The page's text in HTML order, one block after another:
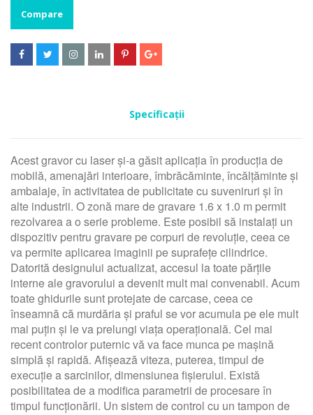
Compare
     
Specificații
Acest gravor cu laser și-a găsit aplicația în producția de
mobilă, amenajări interioare, îmbrăcăminte, încălțăminte și
ambalaje, în activitatea de publicitate cu suveniruri și în
alte industrii. O zonă mare de gravare 1.6 x 1.0 m permit
rezolvarea a o serie probleme. Este posibil să instalați un
dispozitiv pentru gravare pe corpuri de revoluție, ceea ce
va permite aplicarea imaginii pe suprafețe cilindrice.
Datorită designului actualizat, accesul la toate părțile
interne ale gravorului a devenit mult mai convenabil. Acum
toate ghidurile sunt protejate de carcase, ceea ce
înseamnă că murdăria și praful se vor acumula pe ele mult
mai puțin și le va prelungi viața operațională. Cel mai
recent controlor puternic vă va face munca pe mașină
simplă și rapidă. Afișează viteza, puterea, timpul de
execuție a sarcinilor, dimensiunea fișierului. Există
posibilitatea de a modifica parametrii de procesare în
timpul funcționării. Un sistem de control cu ​​un tampon de